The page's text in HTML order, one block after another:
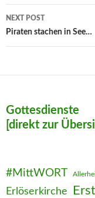
NEXT POST
Piraten stachen in See…
Gottesdienste
[direkt zur
#MittWORT
Erlöserkirche